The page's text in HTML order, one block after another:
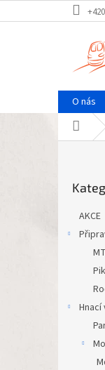
na
O nás
AKCE
Hnací